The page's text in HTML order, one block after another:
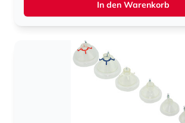
In den Warenkorb